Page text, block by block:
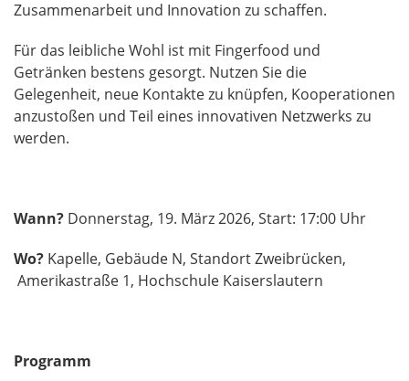
Zusammenarbeit und Innovation zu schaffen.
Für das leibliche Wohl ist mit Fingerfood und
Getränken bestens gesorgt. Nutzen Sie die
Gelegenheit, neue Kontakte zu knüpfen, Kooperationen
anzustoßen und Teil eines innovativen Netzwerks zu
werden.
Wann? Donnerstag, 19. März 2026, Start: 17:00 Uhr
Wo? Kapelle, Gebäude N, Standort Zweibrücken,
Amerikastraße 1, Hochschule Kaiserslautern
Programm